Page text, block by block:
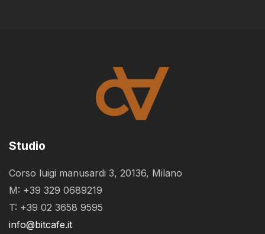
Studio
Corso luigi manusardi 3, 20136, Milano
M: +39 329 0689219
T: +39 02 3658 9595
info@bitcafe.it